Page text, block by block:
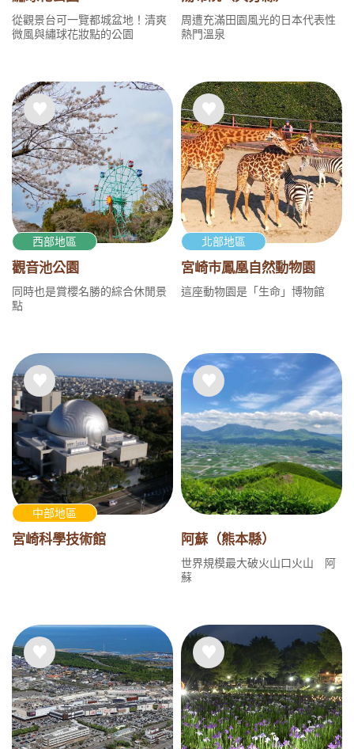
從觀景台可一覽都城盆地！清爽
微風與繡球花妝點的公園
周遭充滿田園風光的日本代表性
熱門溫泉
西部地區
觀音池公園
同時也是賞櫻名勝的綜合休閒景
點
北部地區
宮崎市鳳凰自然動物園
這座動物園是「生命」博物館
中部地區
宮崎科學技術館 阿蘇（熊本縣）
世界規模最大破火山口火山 阿
蘇